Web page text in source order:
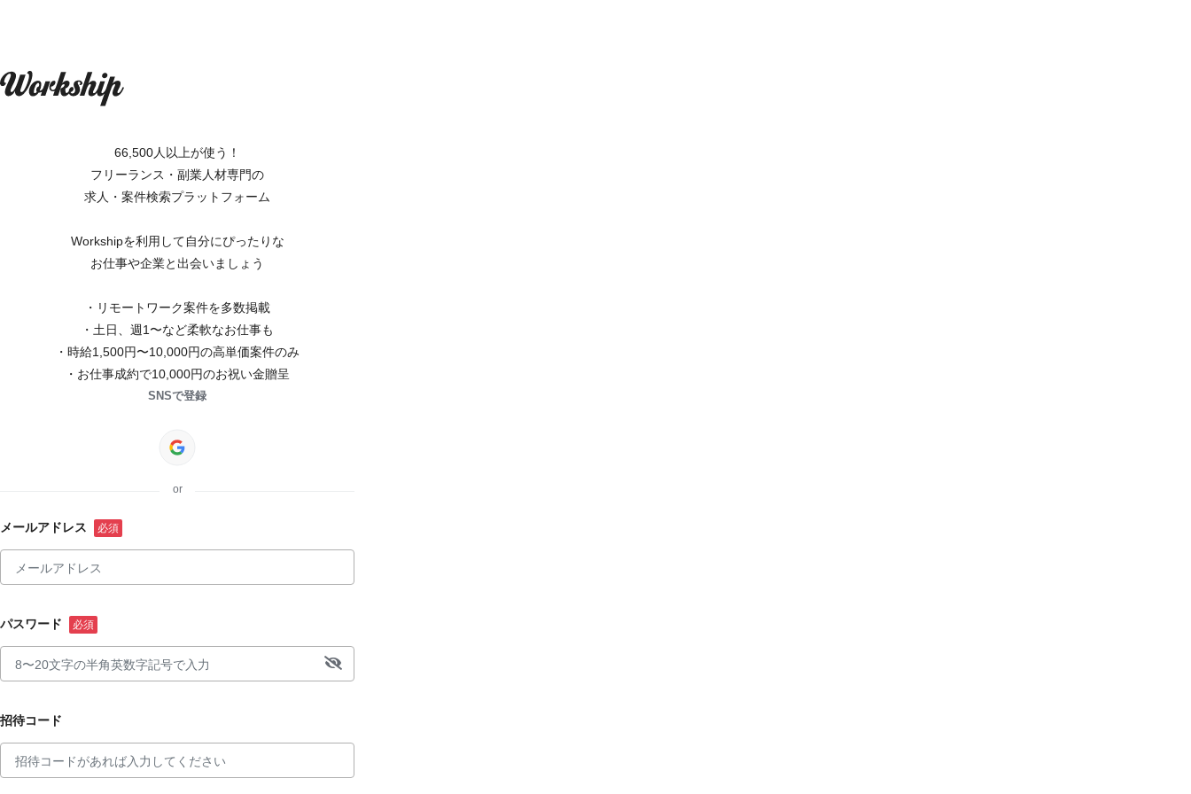
66,500人以上が使う！
フリーランス・副業人材専門の
求人・案件検索プラットフォーム
Workshipを利用して自分にぴったりな
お仕事や企業と出会いましょう
・リモートワーク案件を多数掲載
・土日、週1〜など柔軟なお仕事も
・時給1,500円〜10,000円の高単価案件のみ
・お仕事成約で10,000円のお祝い金贈呈
SNSで登録
or
メールアドレス
パスワード
招待コード